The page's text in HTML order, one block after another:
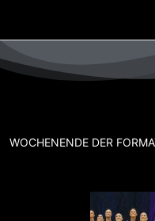
WOCHENENDE DER